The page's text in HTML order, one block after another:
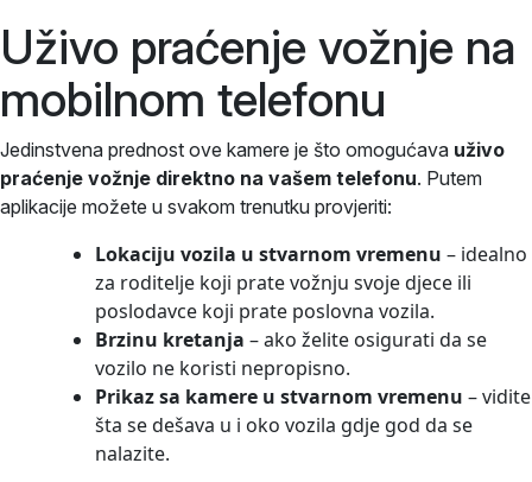
Uživo praćenje vožnje na
mobilnom telefonu
Jedinstvena prednost ove kamere je što omogućava uživo
praćenje vožnje direktno na vašem telefonu. Putem
aplikacije možete u svakom trenutku provjeriti:
Lokaciju vozila u stvarnom vremenu – idealno
za roditelje koji prate vožnju svoje djece ili
poslodavce koji prate poslovna vozila.
Brzinu kretanja – ako želite osigurati da se
vozilo ne koristi nepropisno.
Prikaz sa kamere u stvarnom vremenu – vidite
šta se dešava u i oko vozila gdje god da se
nalazite.